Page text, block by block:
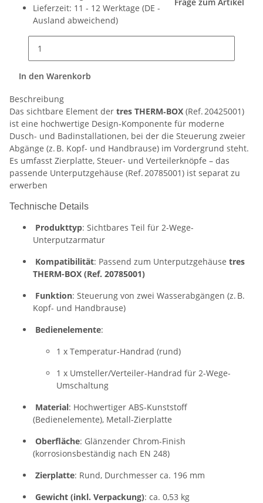
Lieferzeit: 11 - 12 Werktage (DE -
Ausland abweichend)
In den Warenkorb
Beschreibung
Das sichtbare Element der tres THERM‑BOX (Ref. 20425001)
ist eine hochwertige Design-Komponente für moderne
Dusch- und Badinstallationen, bei der die Steuerung zweier
Abgänge (z. B. Kopf- und Handbrause) im Vordergrund steht.
Es umfasst Zierplatte, Steuer- und Verteilerknöpfe – das
passende Unterputzgehäuse (Ref. 20785001) ist separat zu
erwerben
Technische Details
Produkttyp: Sichtbares Teil für 2-Wege-
Unterputzarmatur
Kompatibilität: Passend zum Unterputzgehäuse tres
THERM-BOX (Ref. 20785001)
Funktion: Steuerung von zwei Wasserabgängen (z. B.
Kopf- und Handbrause)
Bedienelemente:
1 x Temperatur-Handrad (rund)
1 x Umsteller/Verteiler-Handrad für 2-Wege-
Umschaltung
Material: Hochwertiger ABS-Kunststoff
(Bedienelemente), Metall-Zierplatte
Oberfläche: Glänzender Chrom-Finish
(korrosionsbeständig nach EN 248)
Zierplatte: Rund, Durchmesser ca. 196 mm
Gewicht (inkl. Verpackung): ca. 0,53 kg